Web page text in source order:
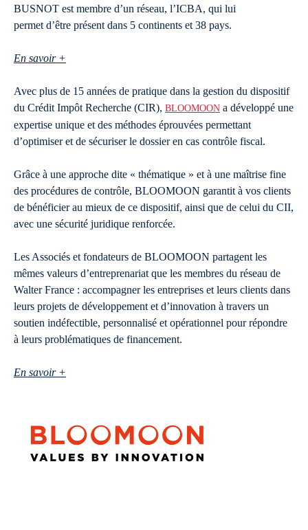
BUSNOT est membre d’un réseau, l’ICBA, qui lui
permet d’être présent dans 5 continents et 38 pays.
En savoir +
Avec plus de 15 années de pratique dans la gestion du dispositif
du Crédit Impôt Recherche (CIR), BLOOMOON a développé une
expertise unique et des méthodes éprouvées permettant
d’optimiser et de sécuriser le dossier en cas contrôle fiscal.
Grâce à une approche dite « thématique » et à une maîtrise fine
des procédures de contrôle, BLOOMOON garantit à vos clients
de bénéficier au mieux de ce dispositif, ainsi que de celui du CII,
avec une sécurité juridique renforcée.
Les Associés et fondateurs de BLOOMOON partagent les
mêmes valeurs d’entreprenariat que les membres du réseau de
Walter France : accompagner les entreprises et leurs clients dans
leurs projets de développement et d’innovation à travers un
soutien indéfectible, personnalisé et opérationnel pour répondre
à leurs problématiques de financement.
En savoir +